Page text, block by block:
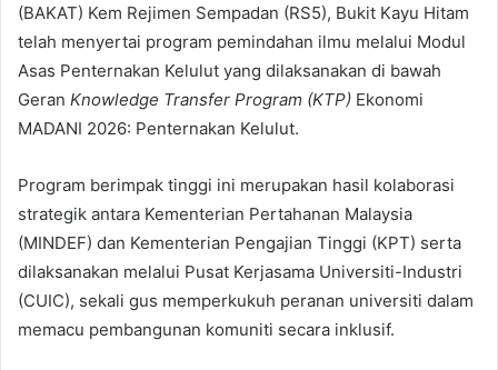
(BAKAT) Kem Rejimen Sempadan (RS5), Bukit Kayu Hitam
telah menyertai program pemindahan ilmu melalui Modul
Asas Penternakan Kelulut yang dilaksanakan di bawah
Geran Knowledge Transfer Program (KTP) Ekonomi
MADANI 2026: Penternakan Kelulut.
Program berimpak tinggi ini merupakan hasil kolaborasi
strategik antara Kementerian Pertahanan Malaysia
(MINDEF) dan Kementerian Pengajian Tinggi (KPT) serta
dilaksanakan melalui Pusat Kerjasama Universiti-Industri
(CUIC), sekali gus memperkukuh peranan universiti dalam
memacu pembangunan komuniti secara inklusif.